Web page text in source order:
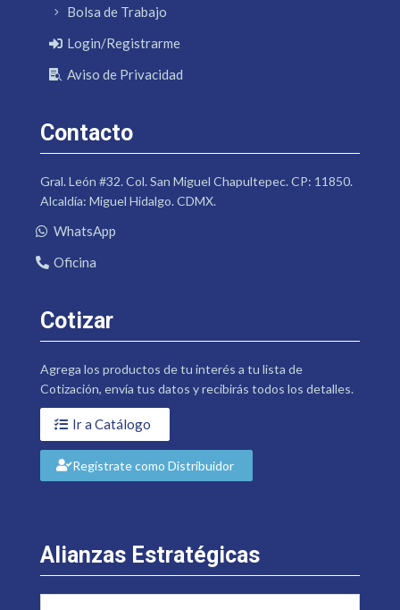
Bolsa de Trabajo
Login/Registrarme
Aviso de Privacidad
Contacto
Gral. León #32. Col. San Miguel Chapultepec. CP: 11850.
Alcaldía: Miguel Hidalgo. CDMX.
WhatsApp
Oficina
Cotizar
Agrega los productos de tu interés a tu lista de
Cotización, envía tus datos y recibirás todos los detalles.
Ir a Catálogo
Regístrate como Distribuidor
Alianzas Estratégicas